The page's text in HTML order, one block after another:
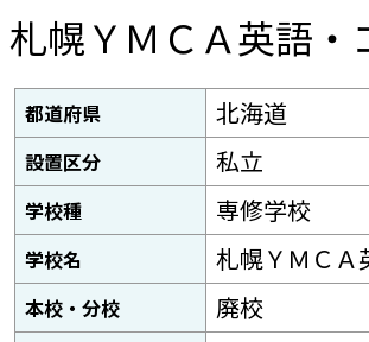
札幌ＹＭＣＡ英語
都道府県 北海道
設置区分 私立
学校種 専修学校
学校名 札幌ＹＭＣＡ
本校・分校 廃校